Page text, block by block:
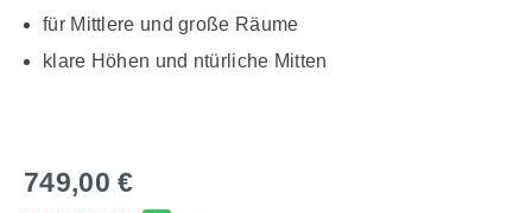
für Mittlere und große Räume
klare Höhen und ntürliche Mitten
749,00 €